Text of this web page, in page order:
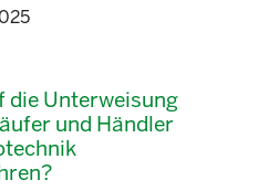
die Unterweisung
und Händler